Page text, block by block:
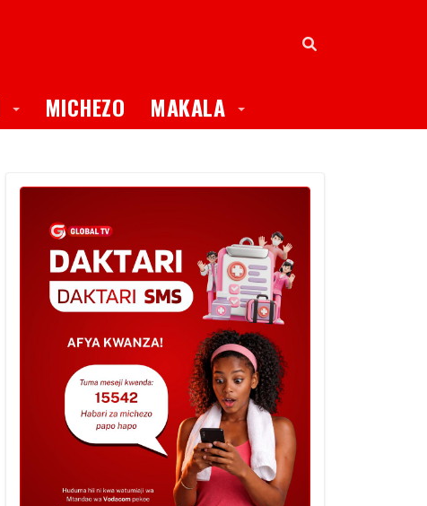
Toggle Dropdown
MICHEZO MAKALA Toggle Dropdown